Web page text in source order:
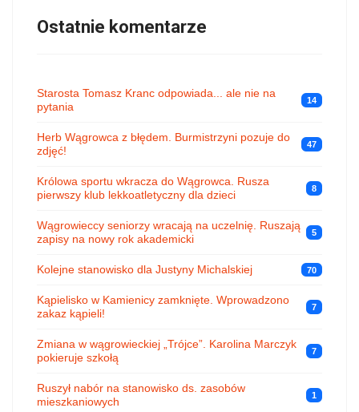
Ostatnie komentarze
Starosta Tomasz Kranc odpowiada... ale nie na
pytania
14
Herb Wągrowca z błędem. Burmistrzyni pozuje do
zdjęć!
47
Królowa sportu wkracza do Wągrowca. Rusza
pierwszy klub lekkoatletyczny dla dzieci
8
Wągrowieccy seniorzy wracają na uczelnię. Ruszają
zapisy na nowy rok akademicki
5
Kolejne stanowisko dla Justyny Michalskiej 70
Kąpielisko w Kamienicy zamknięte. Wprowadzono
zakaz kąpieli!
7
Zmiana w wągrowieckiej „Trójce”. Karolina Marczyk
pokieruje szkołą
7
Ruszył nabór na stanowisko ds. zasobów
mieszkaniowych
1